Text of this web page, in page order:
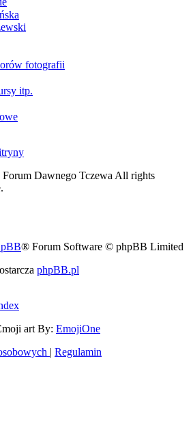
fotografii
itp.
Dawnego Tczewa All rights
® Forum Software © phpBB Limited
phpBB.pl
art By: EmojiOne
| Regulamin